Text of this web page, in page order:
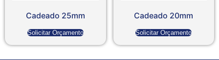
Cadeado 25mm
Solicitar Orçamento
Cadeado 20mm
Solicitar Orçamento